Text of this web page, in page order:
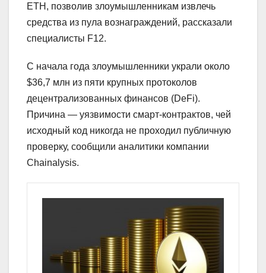
ETH, позволив злоумышленникам извлечь
средства из пула вознаграждений, рассказали
специалисты F12.
С начала года злоумышленники украли около
$36,7 млн из пяти крупных протоколов
децентрализованных финансов (DeFi).
Причина — уязвимости смарт-контрактов, чей
исходный код никогда не проходил публичную
проверку, сообщили аналитики компании
Chainalysis.